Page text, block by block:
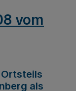
vom
als